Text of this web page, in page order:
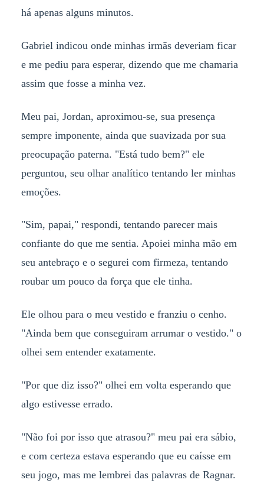
há apenas alguns minutos.
Gabriel indicou onde minhas irmãs deveriam ficar
e me pediu para esperar, dizendo que me chamaria
assim que fosse a minha vez.
Meu pai, Jordan, aproximou-se, sua presença
sempre imponente, ainda que suavizada por sua
preocupação paterna. "Está tudo bem?" ele
perguntou, seu olhar analítico tentando ler minhas
emoções.
"Sim, papai," respondi, tentando parecer mais
confiante do que me sentia. Apoiei minha mão em
seu antebraço e o segurei com firmeza, tentando
roubar um pouco da força que ele tinha.
Ele olhou para o meu vestido e franziu o cenho.
"Ainda bem que conseguiram arrumar o vestido." o
olhei sem entender exatamente.
"Por que diz isso?" olhei em volta esperando que
algo estivesse errado.
"Não foi por isso que atrasou?" meu pai era sábio,
e com certeza estava esperando que eu caísse em
seu jogo, mas me lembrei das palavras de Ragnar.